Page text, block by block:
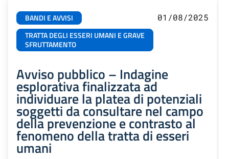
BANDI E AVVISI
TRATTA DEGLI ESSERI UMANI E GRAVE
SFRUTTAMENTO
01/08/2025
Avviso pubblico – Indagine
esplorativa finalizzata ad
individuare la platea di potenziali
soggetti da consultare nel campo
della prevenzione e contrasto al
fenomeno della tratta di esseri
umani